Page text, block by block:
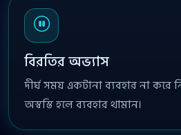
বিরতির অভ্যাস
দীর্ঘ সময় একটানা ব্যবহার না করে
অস্বস্তি হলে ব্যবহার থামান।